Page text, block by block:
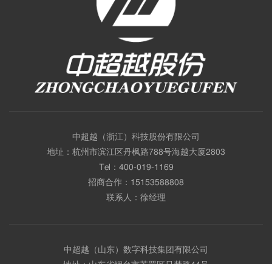
中超越（浙江）科技股份有限公司
地址：杭州市滨江区丹枫路788号海越大厦2803
Tel： 400-019-1169
招商合作： 15153588808
联系人：徐经理
中超越（山东）数字科技集团有限公司